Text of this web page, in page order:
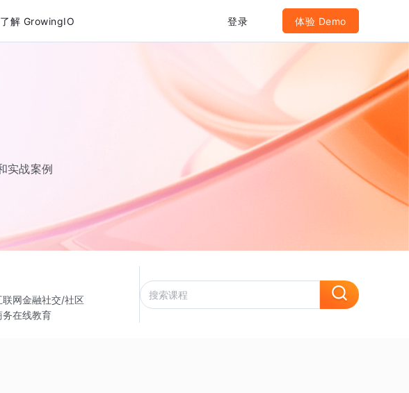
了解 GrowingIO 登录 体验 Demo
实战案例
联网金融社交/社区
务在线教育